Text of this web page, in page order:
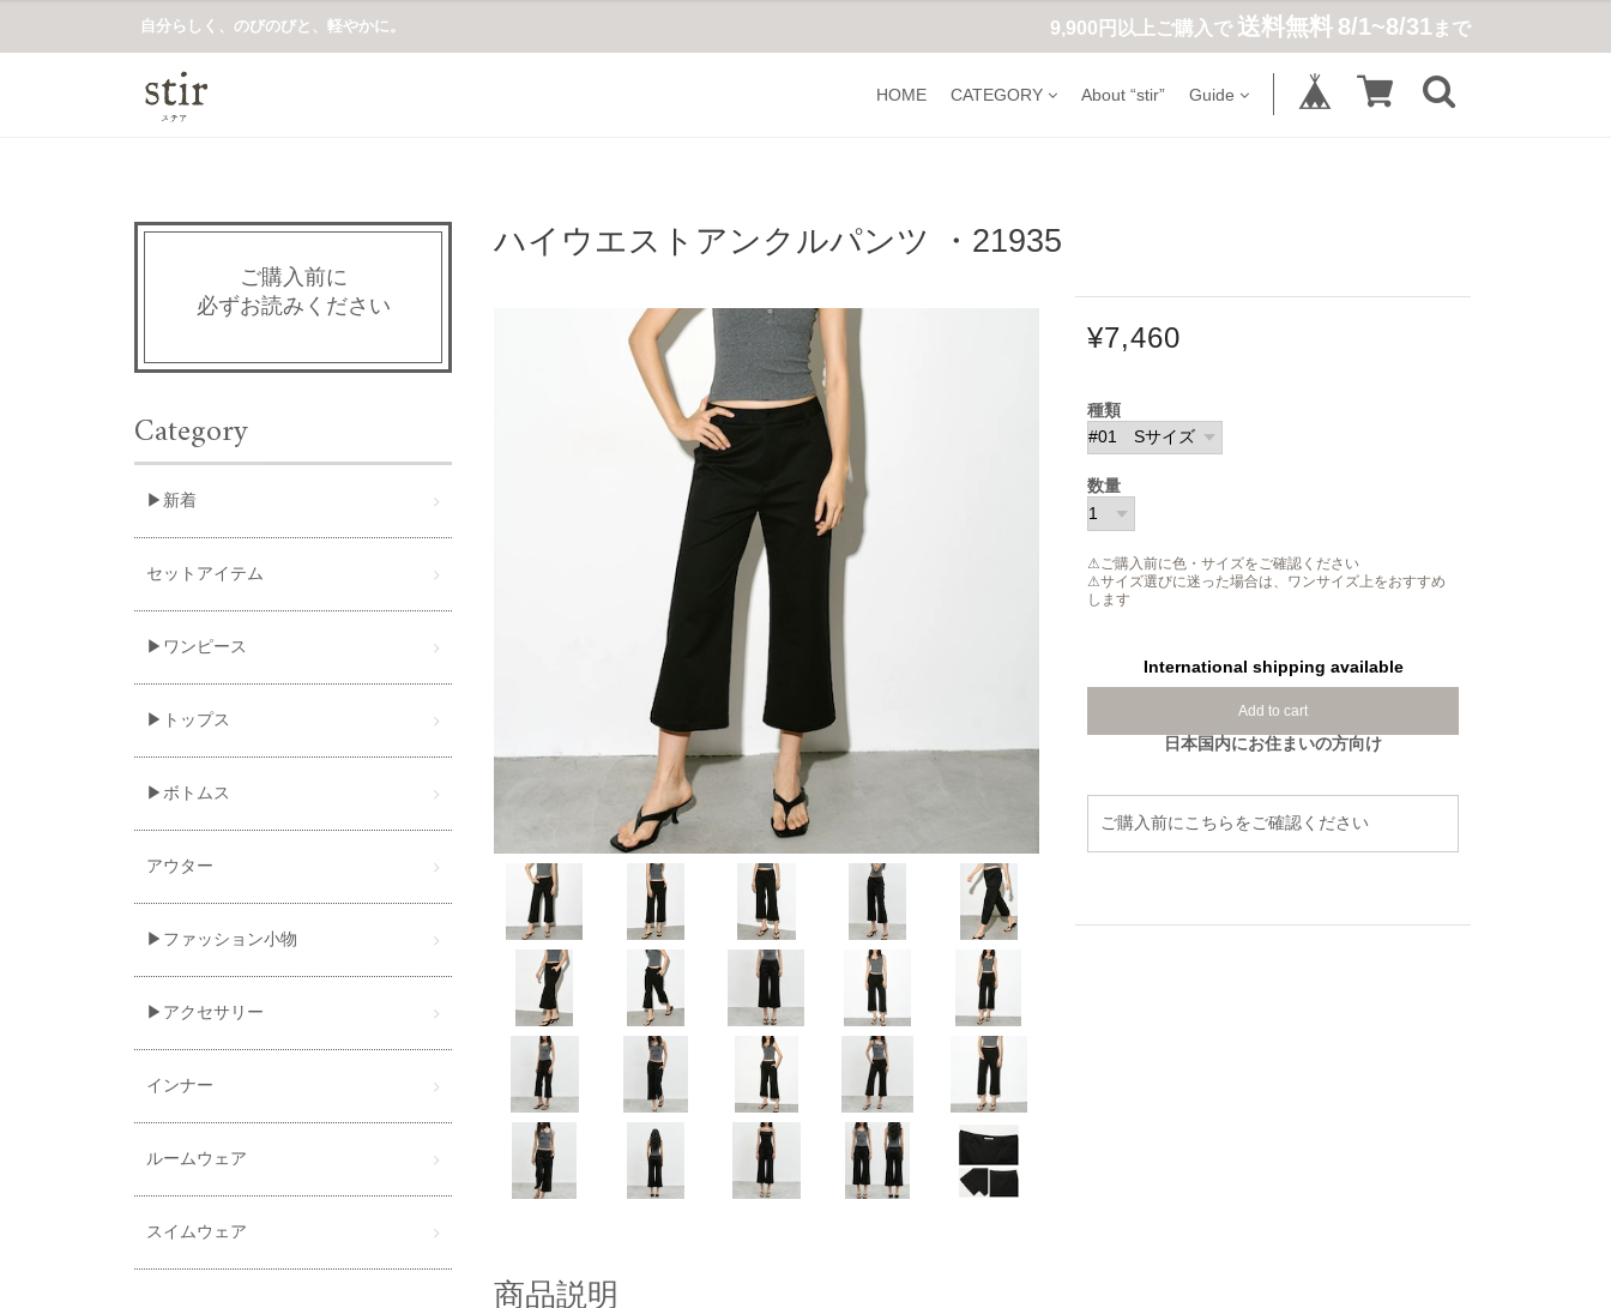
自分らしく、のびのびと、軽やかに。 9,900円以上ご購入で 送料無料 8/1~8/31 まで
HOME CATEGORY About “stir” Guide
ハイウエストアンクルパンツ ・21935
¥7,460
種類
数量
⚠ご購入前に色・サイズをご確認ください
⚠サイズ選びに迷った場合は、ワンサイズ上をおすすめ
します
International shipping available
Add to cart
日本国内にお住まいの方向け
ご購入前にこちらをご確認ください
ご購入前に
必ずお読みください
Category
▶新着
セットアイテム
▶ワンピース
▶トップス
▶ボトムス
アウター
▶ファッション小物
▶アクセサリー
インナー
ルームウェア
スイムウェア